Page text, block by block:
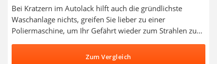
Bei Kratzern im Autolack hilft auch die gründlichste
Waschanlage nichts, greifen Sie lieber zu einer
Poliermaschine, um Ihr Gefährt wieder zum Strahlen zu
besonders Modelle mit Bügel- und Seitengriff als
Zum Vergleich